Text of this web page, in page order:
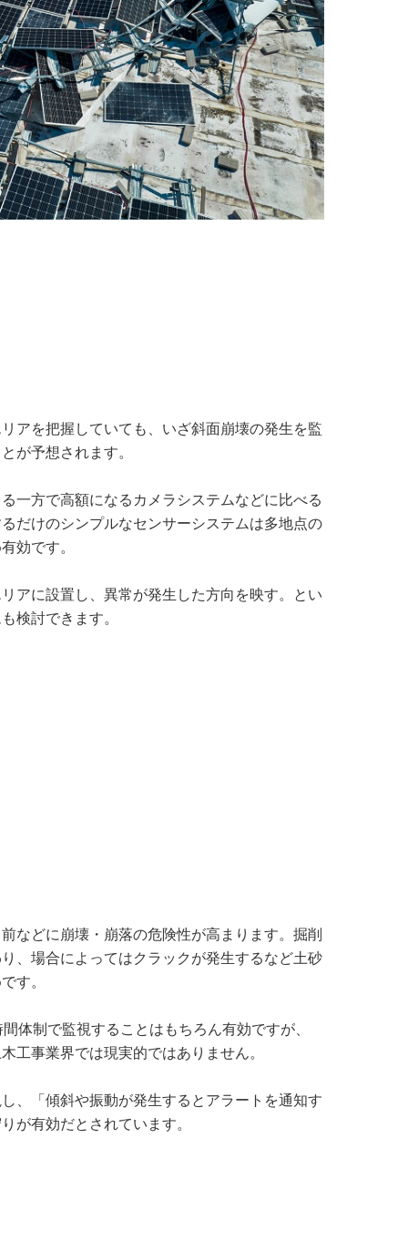
アを把握していても、いざ斜面崩壊の発生を監
が予想されます。
一方で高額になるカメラシステムなどに比べる
だけのシンプルなセンサーシステムは多地点の
効です。
アに設置し、異常が発生した方向を映す。とい
検討できます。
などに崩壊・崩落の危険性が高まります。掘削
、場合によってはクラックが発生するなど土砂
す。
体制で監視することはもちろん有効ですが、
工事業界では現実的ではありません。
、「傾斜や振動が発生するとアラートを通知す
が有効だとされています。